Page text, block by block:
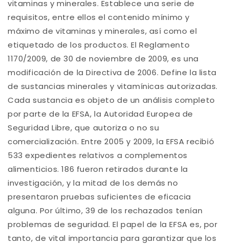
vitaminas y minerales. Establece una serie de
requisitos, entre ellos el contenido mínimo y
máximo de vitaminas y minerales, así como el
etiquetado de los productos. El Reglamento
1170/2009, de 30 de noviembre de 2009, es una
modificación de la Directiva de 2006. Define la lista
de sustancias minerales y vitamínicas autorizadas.
Cada sustancia es objeto de un análisis completo
por parte de la EFSA, la Autoridad Europea de
Seguridad Libre, que autoriza o no su
comercialización. Entre 2005 y 2009, la EFSA recibió
533 expedientes relativos a complementos
alimenticios. 186 fueron retirados durante la
investigación, y la mitad de los demás no
presentaron pruebas suficientes de eficacia
alguna. Por último, 39 de los rechazados tenían
problemas de seguridad. El papel de la EFSA es, por
tanto, de vital importancia para garantizar que los